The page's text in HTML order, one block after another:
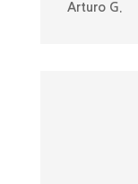
Arturo G.